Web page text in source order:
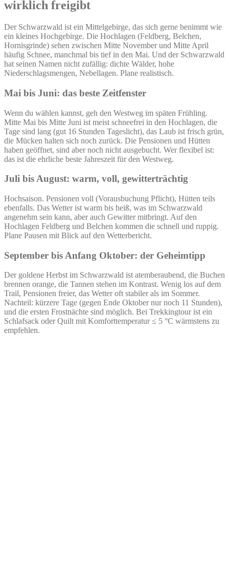
wirklich freigibt
Der Schwarzwald ist ein Mittelgebirge, das sich gerne benimmt wie
ein kleines Hochgebirge. Die Hochlagen (Feldberg, Belchen,
Hornisgrinde) sehen zwischen Mitte November und Mitte April
häufig Schnee, manchmal bis tief in den Mai. Und der Schwarzwald
hat seinen Namen nicht zufällig: dichte Wälder, hohe
Niederschlagsmengen, Nebellagen. Plane realistisch.
Mai bis Juni: das beste Zeitfenster
Wenn du wählen kannst, geh den Westweg im späten Frühling.
Mitte Mai bis Mitte Juni ist meist schneefrei in den Hochlagen, die
Tage sind lang (gut 16 Stunden Tageslicht), das Laub ist frisch grün,
die Mücken halten sich noch zurück. Die Pensionen und Hütten
haben geöffnet, sind aber noch nicht ausgebucht. Wer flexibel ist:
das ist die ehrliche beste Jahreszeit für den Westweg.
Juli bis August: warm, voll, gewitterträchtig
Hochsaison. Pensionen voll (Vorausbuchung Pflicht), Hütten teils
ebenfalls. Das Wetter ist warm bis heiß, was im Schwarzwald
angenehm sein kann, aber auch Gewitter mitbringt. Auf den
Hochlagen Feldberg und Belchen kommen die schnell und ruppig.
Plane Pausen mit Blick auf den Wetterbericht.
September bis Anfang Oktober: der Geheimtipp
Der goldene Herbst im Schwarzwald ist atemberaubend, die Buchen
brennen orange, die Tannen stehen im Kontrast. Wenig los auf dem
Trail, Pensionen freier, das Wetter oft stabiler als im Sommer.
Nachteil: kürzere Tage (gegen Ende Oktober nur noch 11 Stunden),
und die ersten Frostnächte sind möglich. Bei Trekkingtour ist ein
Schlafsack oder Quilt mit Komforttemperatur ≤ 5 °C wärmstens zu
empfehlen.